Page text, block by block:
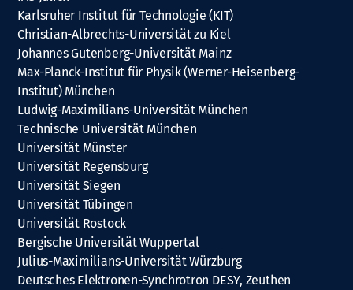
Karlsruher Institut für Technologie (KIT)
Christian-Albrechts-Universität zu Kiel
Johannes Gutenberg-Universität Mainz
Max-Planck-Institut für Physik (Werner-Heisenberg-
Institut) München
Ludwig-Maximilians-Universität München
Technische Universität München
Universität Münster
Universität Regensburg
Universität Siegen
Universität Tübingen
Universität Rostock
Bergische Universität Wuppertal
Julius-Maximilians-Universität Würzburg
Deutsches Elektronen-Synchrotron DESY, Zeuthen